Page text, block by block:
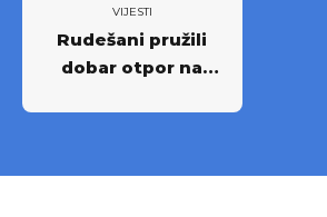
VIJESTI
Rudešani pružili
dobar otpor na